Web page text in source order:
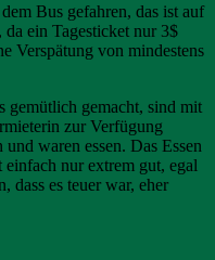
Bus gefahren, das ist auf
da ein Tagesticket nur 3$
Verspätung von mindestens
gemütlich gemacht, sind mit
zur Verfügung
waren essen. Das Essen
nur extrem gut, egal
dass es teuer war, eher